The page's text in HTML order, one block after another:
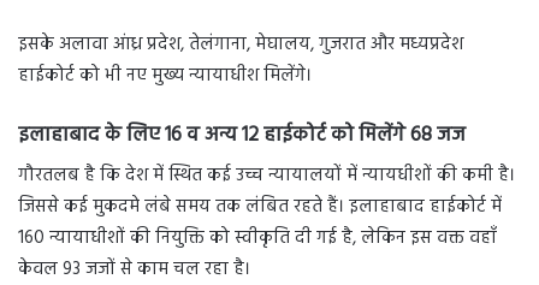
इसके अलावा आंध्र प्रदेश, तेलंगाना, मेघालय, गुजरात और मध्यप्रदेश
हाईकोर्ट को भी नए मुख्य न्यायाधीश मिलेंगे।
इलाहाबाद के लिए 16 व अन्य 12 हाईकोर्ट को मिलेंगे 68 जज
गौरतलब है कि देश में स्थित कई उच्च न्यायालयों में न्यायधीशों की कमी है।
जिससे कई मुकदमे लंबे समय तक लंबित रहते हैं। इलाहाबाद हाईकोर्ट में
160 न्यायाधीशों की नियुक्ति को स्वीकृति दी गई है, लेकिन इस वक्त वहाँ
केवल 93 जजों से काम चल रहा है।